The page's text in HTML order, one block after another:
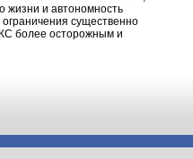
жизни и автономность
существенно
более осторожным и